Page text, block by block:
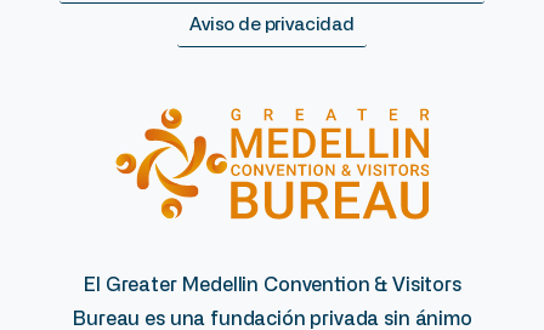
Aviso de privacidad
El Greater Medellin Convention & Visitors
Bureau es una fundación privada sin ánimo